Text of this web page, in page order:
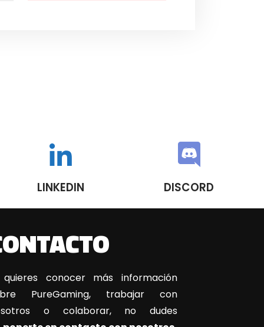
LINKEDIN DISCORD
quieres conocer más información
PureGaming, trabajar con
o colaborar, no dudes